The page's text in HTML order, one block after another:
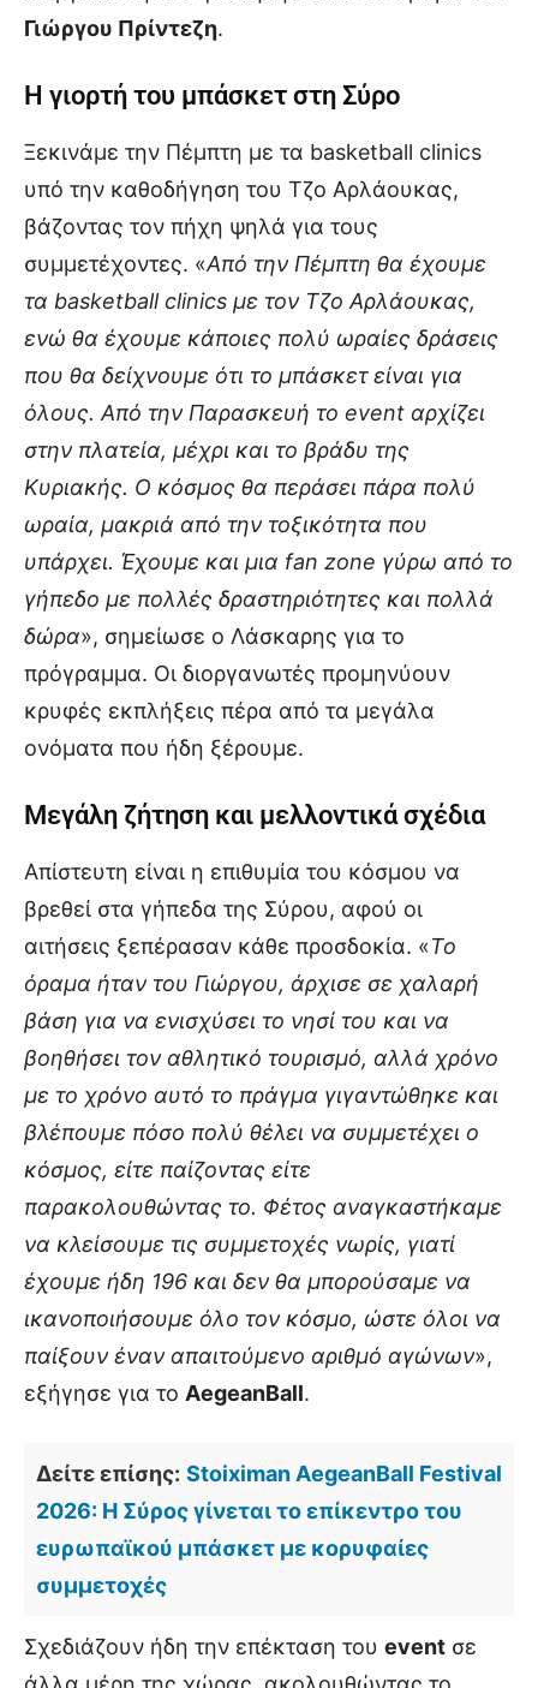
Γιώργου Πρίντεζη.
Η γιορτή του μπάσκετ στη Σύρο
Ξεκινάμε την Πέμπτη με τα basketball clinics
υπό την καθοδήγηση του Τζο Αρλάουκας,
βάζοντας τον πήχη ψηλά για τους
συμμετέχοντες. «Από την Πέμπτη θα έχουμε
τα basketball clinics με τον Τζο Αρλάουκας,
ενώ θα έχουμε κάποιες πολύ ωραίες δράσεις
που θα δείχνουμε ότι το μπάσκετ είναι για
όλους. Από την Παρασκευή το event αρχίζει
στην πλατεία, μέχρι και το βράδυ της
Κυριακής. Ο κόσμος θα περάσει πάρα πολύ
ωραία, μακριά από την τοξικότητα που
υπάρχει. Έχουμε και μια fan zone γύρω από το
γήπεδο με πολλές δραστηριότητες και πολλά
δώρα», σημείωσε ο Λάσκαρης για το
πρόγραμμα. Οι διοργανωτές προμηνύουν
κρυφές εκπλήξεις πέρα από τα μεγάλα
ονόματα που ήδη ξέρουμε.
Μεγάλη ζήτηση και μελλοντικά σχέδια
Απίστευτη είναι η επιθυμία του κόσμου να
βρεθεί στα γήπεδα της Σύρου, αφού οι
αιτήσεις ξεπέρασαν κάθε προσδοκία. «Το
όραμα ήταν του Γιώργου, άρχισε σε χαλαρή
βάση για να ενισχύσει το νησί του και να
βοηθήσει τον αθλητικό τουρισμό, αλλά χρόνο
με το χρόνο αυτό το πράγμα γιγαντώθηκε και
βλέπουμε πόσο πολύ θέλει να συμμετέχει ο
κόσμος, είτε παίζοντας είτε
παρακολουθώντας το. Φέτος αναγκαστήκαμε
να κλείσουμε τις συμμετοχές νωρίς, γιατί
έχουμε ήδη 196 και δεν θα μπορούσαμε να
ικανοποιήσουμε όλο τον κόσμο, ώστε όλοι να
παίξουν έναν απαιτούμενο αριθμό αγώνων»,
εξήγησε για το AegeanBall.
Δείτε επίσης: Stoiximan AegeanBall Festival
2026: Η Σύρος γίνεται το επίκεντρο του
ευρωπαϊκού μπάσκετ με κορυφαίες
συμμετοχές
Σχεδιάζουν ήδη την επέκταση του event σε